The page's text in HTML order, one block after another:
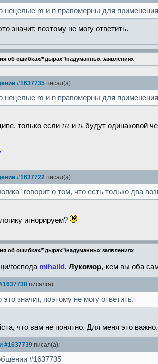
нецелые m и n правомерны для применения
значит, поэтому не могу ответить.
об ошибках/”дырах"/надуманных заявлениях
#1637735 писал(а):
нецелые m и n правомерны для применения
только если и будут одинаковой
--
#1637722 писал(а):
говорит о том, что есть только два
игнорируем?
об ошибках/”дырах"/надуманных заявлениях
господа mihaild , Лукомор,-кем вы оба
писал(а):
значит, поэтому не могу ответить.
что вам не понятно. Для меня это
#1637739 писал(а):
#1637735